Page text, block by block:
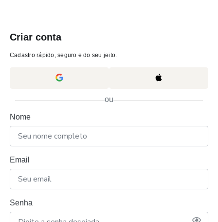
Criar conta
Cadastro rápido, seguro e do seu jeito.
ou
Nome
Email
Senha